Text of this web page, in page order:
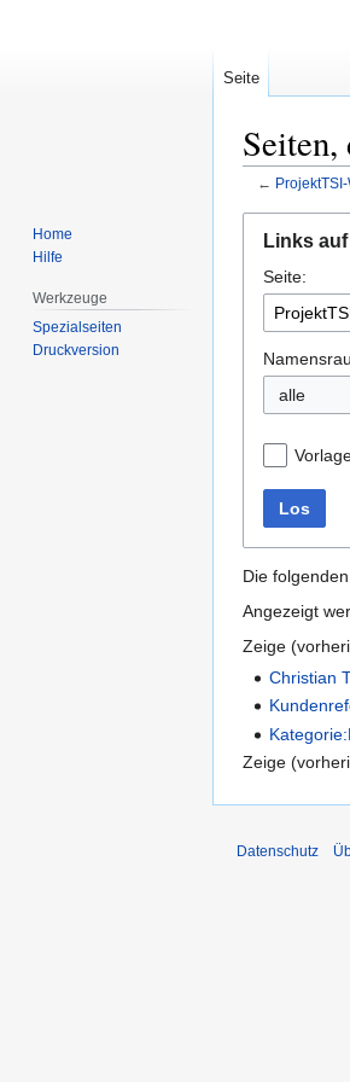
← ProjektTSI-
Navigation
springen
Suche
springen
Links
Seite:
alle
Los
Die
Angezeigt
Zeige (
Christian
Zeige (
Seite
Home
Hilfe
Werkzeuge
Spezialseiten
Druckversion
Datenschutz